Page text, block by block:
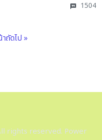
1504
ถัดไป »
rights reserved. Power